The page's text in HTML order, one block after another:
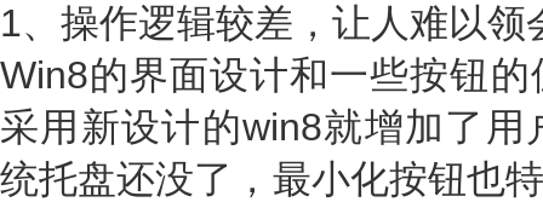
1、操作逻辑较差，让人难以领
Win8的界面设计和一些按钮
采用新设计的win8就增加了
统托盘还没了，最小化按钮也